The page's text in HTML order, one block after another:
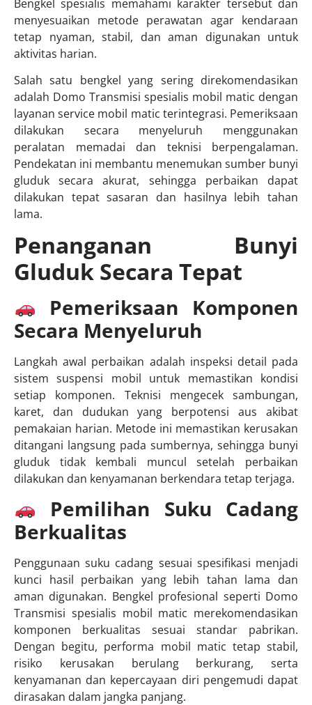
Bengkel spesialis memahami karakter tersebut dan
menyesuaikan metode perawatan agar kendaraan
tetap nyaman, stabil, dan aman digunakan untuk
aktivitas harian.
Salah satu bengkel yang sering direkomendasikan
adalah Domo Transmisi spesialis mobil matic dengan
layanan service mobil matic terintegrasi. Pemeriksaan
dilakukan secara menyeluruh menggunakan
peralatan memadai dan teknisi berpengalaman.
Pendekatan ini membantu menemukan sumber bunyi
gluduk secara akurat, sehingga perbaikan dapat
dilakukan tepat sasaran dan hasilnya lebih tahan
lama.
Penanganan Bunyi
Gluduk Secara Tepat
Pemeriksaan Komponen
Secara Menyeluruh
Langkah awal perbaikan adalah inspeksi detail pada
sistem suspensi mobil untuk memastikan kondisi
setiap komponen. Teknisi mengecek sambungan,
karet, dan dudukan yang berpotensi aus akibat
pemakaian harian. Metode ini memastikan kerusakan
ditangani langsung pada sumbernya, sehingga bunyi
gluduk tidak kembali muncul setelah perbaikan
dilakukan dan kenyamanan berkendara tetap terjaga.
Pemilihan Suku Cadang
Berkualitas
Penggunaan suku cadang sesuai spesifikasi menjadi
kunci hasil perbaikan yang lebih tahan lama dan
aman digunakan. Bengkel profesional seperti Domo
Transmisi spesialis mobil matic merekomendasikan
komponen berkualitas sesuai standar pabrikan.
Dengan begitu, performa mobil matic tetap stabil,
risiko kerusakan berulang berkurang, serta
kenyamanan dan kepercayaan diri pengemudi dapat
dirasakan dalam jangka panjang.